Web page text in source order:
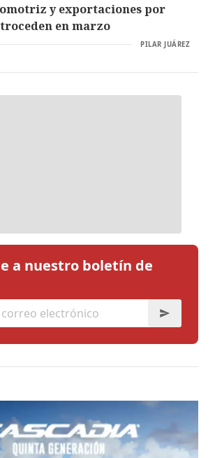
y exportaciones por
en marzo
PILAR JUÁREZ
a nuestro boletín de